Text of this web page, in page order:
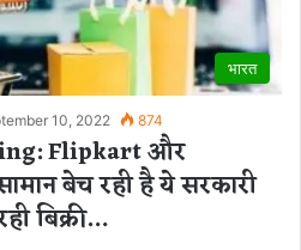
भारत
10, 2022 874
Flipkart और
बेच रही है ये सरकारी
बिक्री…